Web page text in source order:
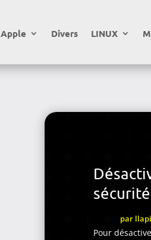
Apple Divers LINUX
par
Pour